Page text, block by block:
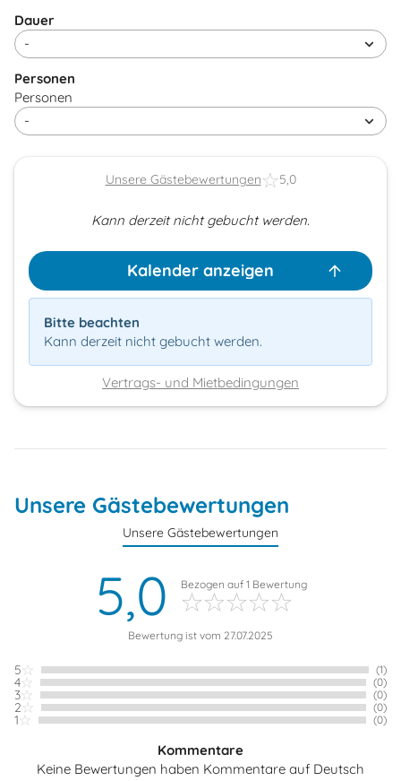
Dauer
Personen
Personen
Unsere Gästebewertungen 5,0
Kann derzeit nicht gebucht werden.
Kalender anzeigen
Bitte beachten
Kann derzeit nicht gebucht werden.
Vertrags- und Mietbedingungen
Unsere Gästebewertungen
Unsere Gästebewertungen
5,0 Bezogen auf 1 Bewertung
Bewertung ist vom 27.07.2025
5 (1)
4 (0)
3 (0)
2 (0)
1 (0)
Kommentare
Keine Bewertungen haben Kommentare auf Deutsch